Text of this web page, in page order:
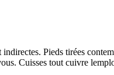
Pieds tirées
Cuisses tout cuivre